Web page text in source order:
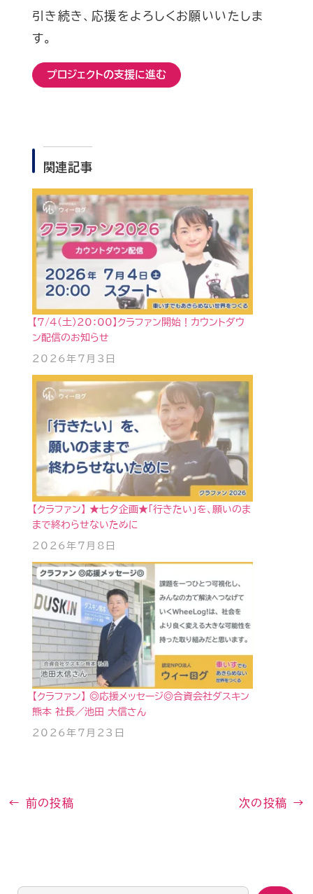
引き続き、応援をよろしくお願いいたしま
す。
プロジェクトの支援に進む
関連記事
【7/4(土)20：00】クラファン開始！カウントダウ
ン配信のお知らせ
2026年7月3日
【クラファン】 ★七夕企画★「行きたい」を、願いのま
まで終わらせないために
2026年7月8日
【クラファン】 ◎応援メッセージ◎合資会社ダスキン
熊本 社長／池田 大信さん
2026年7月23日
← 前の投稿 次の投稿 →